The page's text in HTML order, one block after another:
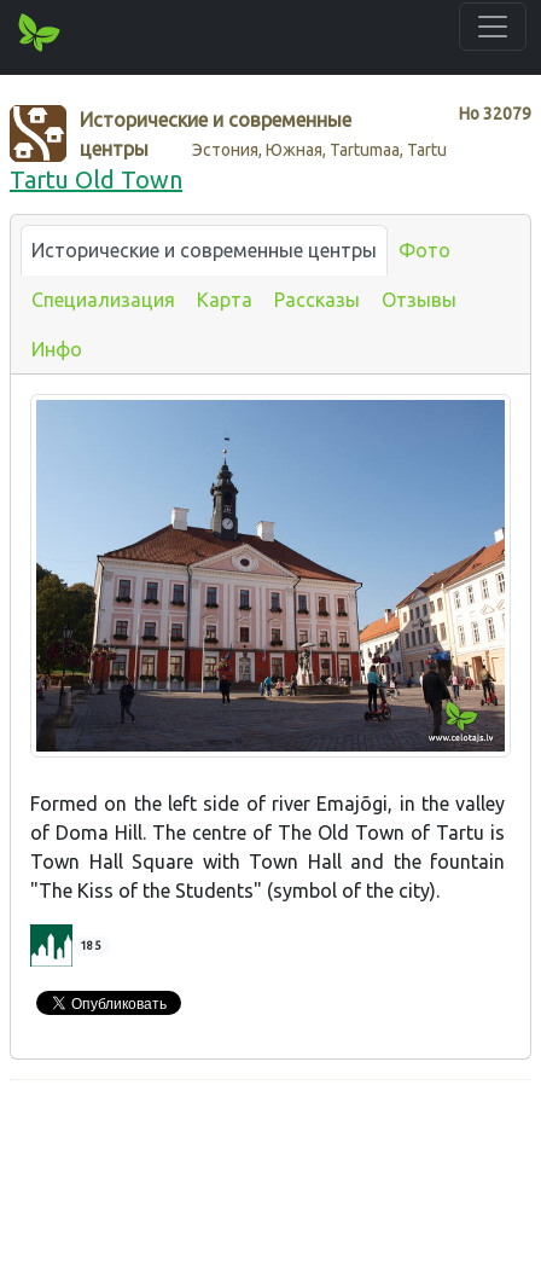
Нo32079
Исторические и современные
центры
Эстония, Южная, Tartumaa, Tartu
Tartu Old Town
Исторические и современные центры Фото
Специализация Карта Рассказы Отзывы
Инфо
Formed on the left side of river Emajõgi, in the valley
of Doma Hill. The centre of The Old Town of Tartu is
Town Hall Square with Town Hall and the fountain
"The Kiss of the Students" (symbol of the city).
185